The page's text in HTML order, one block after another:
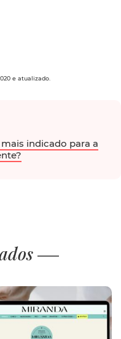
e atualizado.
indicado para a